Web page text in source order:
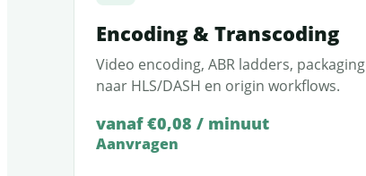
Encoding & Transcoding
Video encoding, ABR ladders, packaging
naar HLS/DASH en origin workflows.
vanaf €0,08 / minuut
Aanvragen